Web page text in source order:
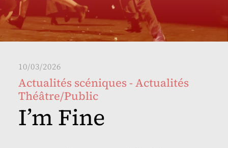
10/03/2026
Actualités scéniques - Actualités
Théâtre/Public
I’m Fine